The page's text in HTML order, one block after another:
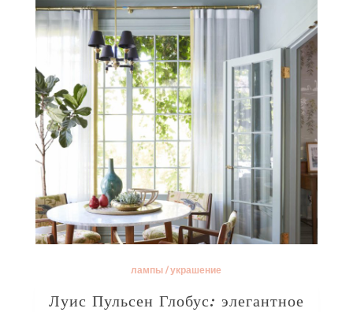
лампы /украшение
Луис Пульсен Глобус: элегантное